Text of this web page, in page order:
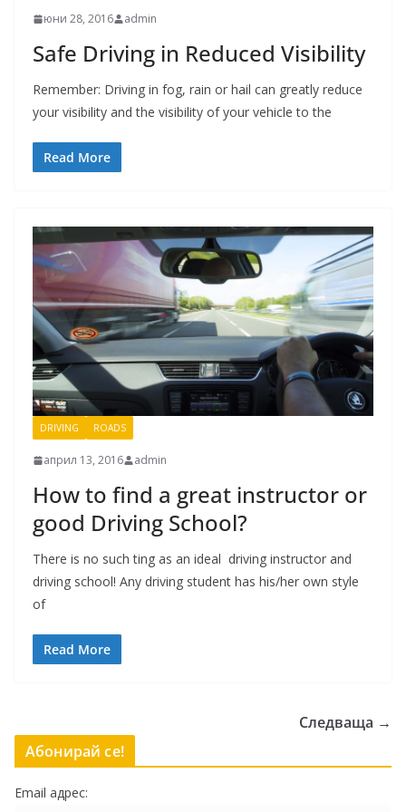
юни 28, 2016 admin
Safe Driving in Reduced Visibility
Remember: Driving in fog, rain or hail can greatly reduce
your visibility and the visibility of your vehicle to the
Read More
DRIVING ROADS
април 13, 2016 admin
How to find a great instructor or
good Driving School?
There is no such ting as an ideal driving instructor and
driving school! Any driving student has his/her own style
of
Read More
Следваща →
Абонирай се!
Email адрес: